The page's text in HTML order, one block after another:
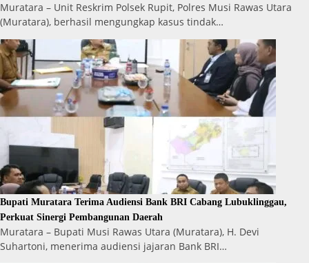
Muratara – Unit Reskrim Polsek Rupit, Polres Musi Rawas Utara
(Muratara), berhasil mengungkap kasus tindak…
Bupati Muratara Terima Audiensi Bank BRI Cabang Lubuklinggau,
Perkuat Sinergi Pembangunan Daerah
Muratara – Bupati Musi Rawas Utara (Muratara), H. Devi
Suhartoni, menerima audiensi jajaran Bank BRI…